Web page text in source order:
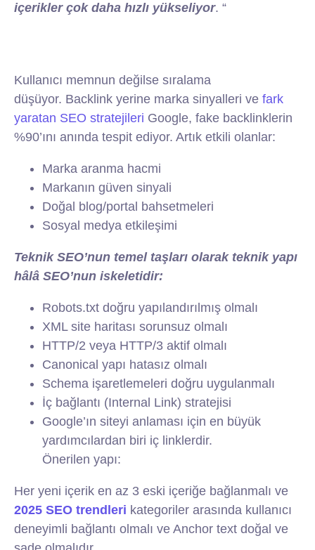
içerikler çok daha hızlı yükseliyor. “
Kullanıcı memnun değilse sıralama
düşüyor. Backlink yerine marka sinyalleri ve fark
yaratan SEO stratejileri Google, fake backlinklerin
%90’ını anında tespit ediyor. Artık etkili olanlar:
Marka aranma hacmi
Markanın güven sinyali
Doğal blog/portal bahsetmeleri
Sosyal medya etkileşimi
Teknik SEO’nun temel taşları olarak teknik yapı
hâlâ SEO’nun iskeletidir:
Robots.txt doğru yapılandırılmış olmalı
XML site haritası sorunsuz olmalı
HTTP/2 veya HTTP/3 aktif olmalı
Canonical yapı hatasız olmalı
Schema işaretlemeleri doğru uygulanmalı
İç bağlantı (Internal Link) stratejisi
Google’ın siteyi anlaması için en büyük
yardımcılardan biri iç linklerdir.
Önerilen yapı:
Her yeni içerik en az 3 eski içeriğe bağlanmalı ve
2025 SEO trendleri kategoriler arasında kullanıcı
deneyimli bağlantı olmalı ve Anchor text doğal ve